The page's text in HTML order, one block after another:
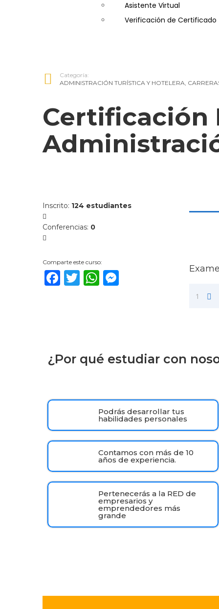
Medio Ambiente y Seguridad
Plataforma Bancaria y
Ventas de Productos y
Visitador Médico
Asistente Virtual
Verificación de Certificado
Categoría:
ADMINISTRACIÓN TURÍSTICA Y HOTELERA,
Certificación
Inscrito: 124 estudiantes
Conferencias: 0
Comparte este curso:
Facebook
TwitterWhatsApp
Messenger
1
¿Por qué estudiar con
Podrás desarrollar tus
habilidades personales
Contamos con más de 10
años de experiencia.
Pertenecerás a la RED de
empresarios y
emprendedores más
grande